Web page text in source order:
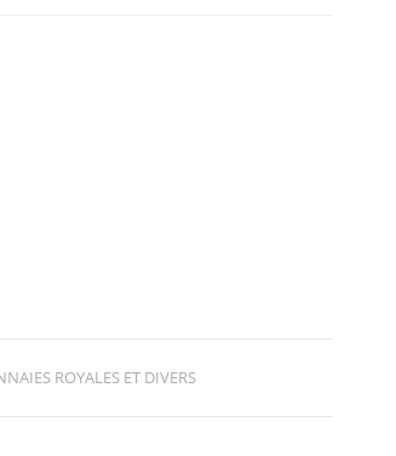
ROYALES ET DIVERS